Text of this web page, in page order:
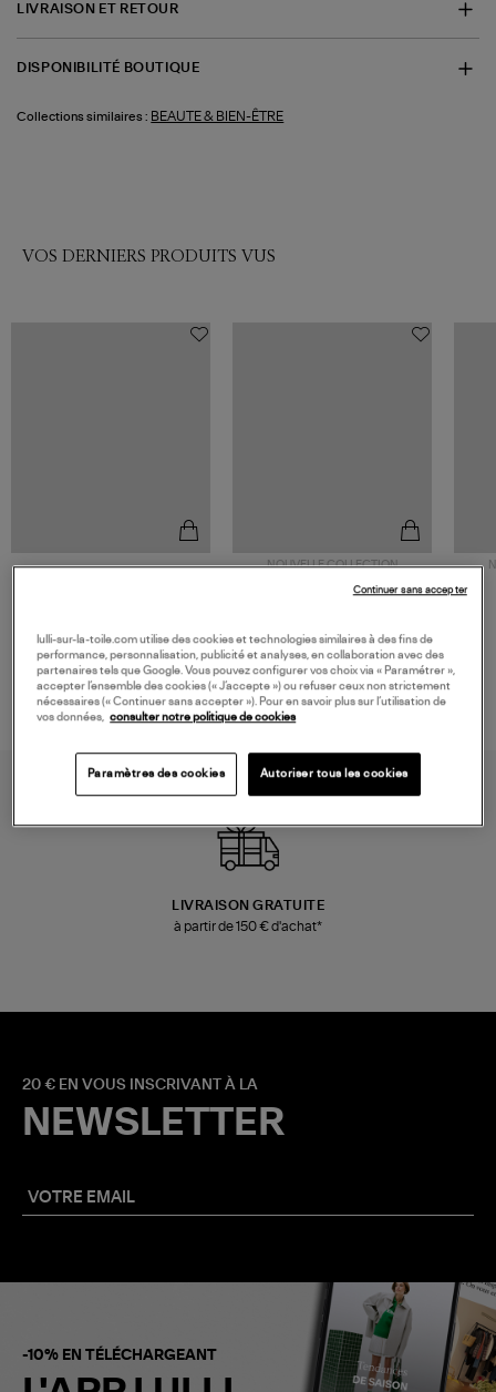
LIVRAISON ET RETOUR
DISPONIBILITÉ BOUTIQUE
Collections similaires : BEAUTE & BIEN-ÊTRE
VOS DERNIERS PRODUITS VUS
NOUVELLE COLLECTION
TORAL
LIVRAISON GRATUITE
à partir de 150 € d'achat*
20 € EN VOUS INSCRIVANT À LA
NEWSLETTER
-10% EN TÉLÉCHARGEANT
lulli-sur-la-toile.com utilise des cookies et technologies similaires à des fins de
performance, personnalisation, publicité et analyses, en collaboration avec des
partenaires tels que Google. Vous pouvez configurer vos choix via « Paramétrer »,
accepter l’ensemble des cookies (« J’accepte ») ou refuser ceux non strictement
nécessaires (« Continuer sans accepter »). Pour en savoir plus sur l’utilisation de
vos données,
consulter notre politique de cookies
Paramètres des cookies Autoriser tous les cookies
Continuer sans accepter